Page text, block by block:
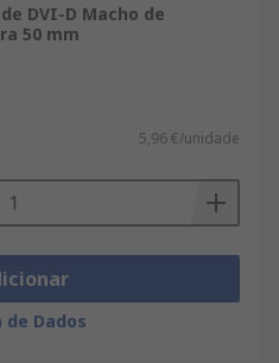
DVI-D Macho de
50 mm
5,96 €/unidade
de Dados